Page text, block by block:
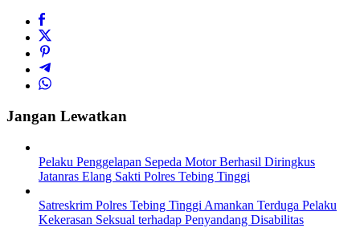
Jangan Lewatkan
Pelaku Penggelapan Sepeda Motor Berhasil Diringkus
Jatanras Elang Sakti Polres Tebing Tinggi
Satreskrim Polres Tebing Tinggi Amankan Terduga Pelaku
Kekerasan Seksual terhadap Penyandang Disabilitas